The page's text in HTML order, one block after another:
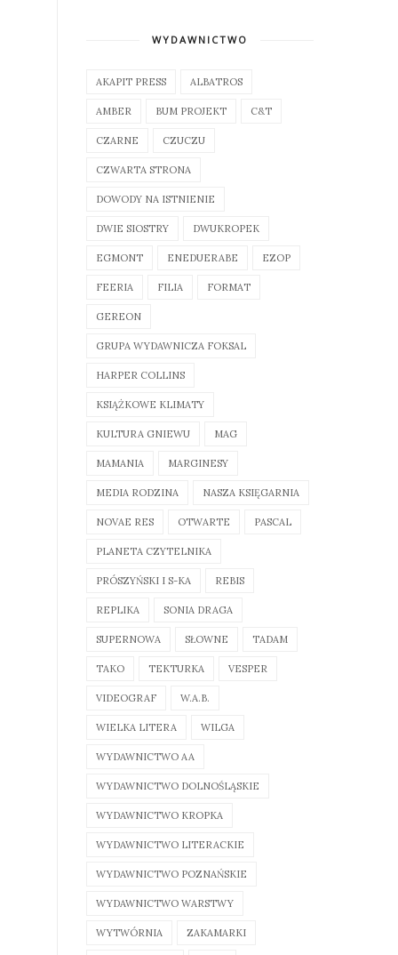
WYDAWNICTWO
AKAPIT PRESS ALBATROS
AMBER BUM PROJEKT C&T
CZARNE CZUCZU
CZWARTA STRONA
DOWODY NA ISTNIENIE
DWIE SIOSTRY DWUKROPEK
EGMONT ENEDUERABE EZOP
FEERIA FILIA FORMAT
GEREON
GRUPA WYDAWNICZA FOKSAL
HARPER COLLINS
KSIĄŻKOWE KLIMATY
KULTURA GNIEWU MAG
MAMANIA MARGINESY
MEDIA RODZINA NASZA KSIĘGARNIA
NOVAE RES OTWARTE PASCAL
PLANETA CZYTELNIKA
PRÓSZYŃSKI I S-KA REBIS
REPLIKA SONIA DRAGA
SUPERNOWA SŁOWNE TADAM
TAKO TEKTURKA VESPER
VIDEOGRAF W.A.B.
WIELKA LITERA WILGA
WYDAWNICTWO AA
WYDAWNICTWO DOLNOŚLĄSKIE
WYDAWNICTWO KROPKA
WYDAWNICTWO LITERACKIE
WYDAWNICTWO POZNAŃSKIE
WYDAWNICTWO WARSTWY
WYTWÓRNIA ZAKAMARKI